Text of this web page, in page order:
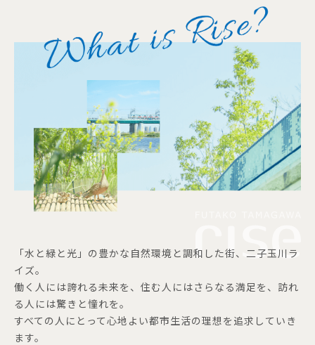
「水と緑と光」の豊かな自然環境と調和した街、二子玉川ラ
イズ。
働く人には誇れる未来を、住む人にはさらなる満足を、訪れ
る人には驚きと憧れを。
すべての人にとって心地よい都市生活の理想を追求していき
ます。